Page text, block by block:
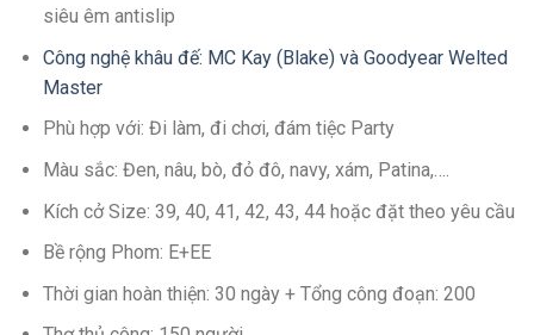
siêu êm antislip
Công nghệ khâu đế: MC Kay (Blake) và Goodyear Welted
Master
Phù hợp với: Đi làm, đi chơi, đám tiệc Party
Màu sắc: Đen, nâu, bò, đỏ đô, navy, xám, Patina,….
Kích cở Size: 39, 40, 41, 42, 43, 44 hoặc đặt theo yêu cầu
Bề rộng Phom: E+EE
Thời gian hoàn thiện: 30 ngày + Tổng công đoạn: 200